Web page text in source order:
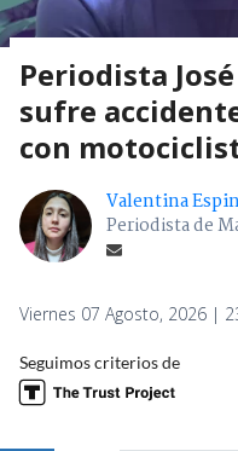
Periodista
sufre
con
Valentina
Periodista de
Viernes 07 Agosto, 2026 |
Seguimos criterios de